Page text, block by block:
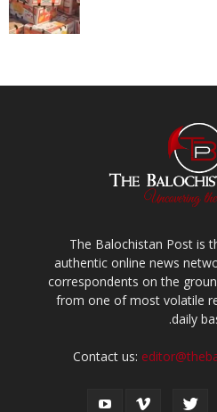
The Balochistan Post is
authentic online news
correspondents on the
from one of most volatile
daily
Contact us: